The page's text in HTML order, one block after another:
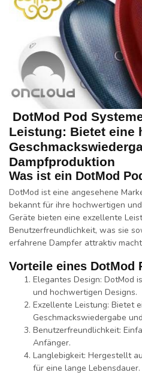
DotMod Pod
Leistung: Bietet eine
Dampfproduktion
Was ist ein DotMod
DotMod ist eine angesehene
bekannt für ihre hochwertigen
Geräte bieten eine exzellente
Benutzerfreundlichkeit, was sie
erfahrene Dampfer attraktiv
Vorteile eines DotMod
Elegantes Design: DotMod
und hochwertigen Designs.
Exzellente Leistung: Bietet
Geschmackswiedergabe
Benutzerfreundlichkeit:
Anfänger.
Langlebigkeit: Hergestellt
für eine lange Lebensdauer.